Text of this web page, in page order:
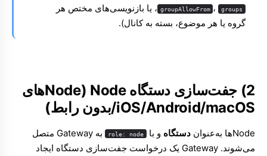
groupAllowFrom ، groups
، یا بازنویسی‌های مختص هر
گروه یا هر موضوع، بسته به کانال).
2) جفت‌سازی دستگاه Node (Nodeهای
iOS/Android/macOS/بدون رابط)
Nodeها به‌عنوان دستگاه و با role: node
به Gateway متصل
می‌شوند. Gateway یک درخواست جفت‌سازی دستگاه ایجاد